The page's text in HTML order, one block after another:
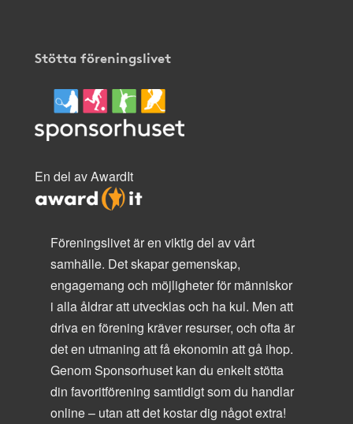
Stötta föreningslivet
En del av AwardIt
Föreningslivet är en viktig del av vårt
samhälle. Det skapar gemenskap,
engagemang och möjligheter för människor
i alla åldrar att utvecklas och ha kul. Men att
driva en förening kräver resurser, och ofta är
det en utmaning att få ekonomin att gå ihop.
Genom Sponsorhuset kan du enkelt stötta
din favoritförening samtidigt som du handlar
online – utan att det kostar dig något extra!